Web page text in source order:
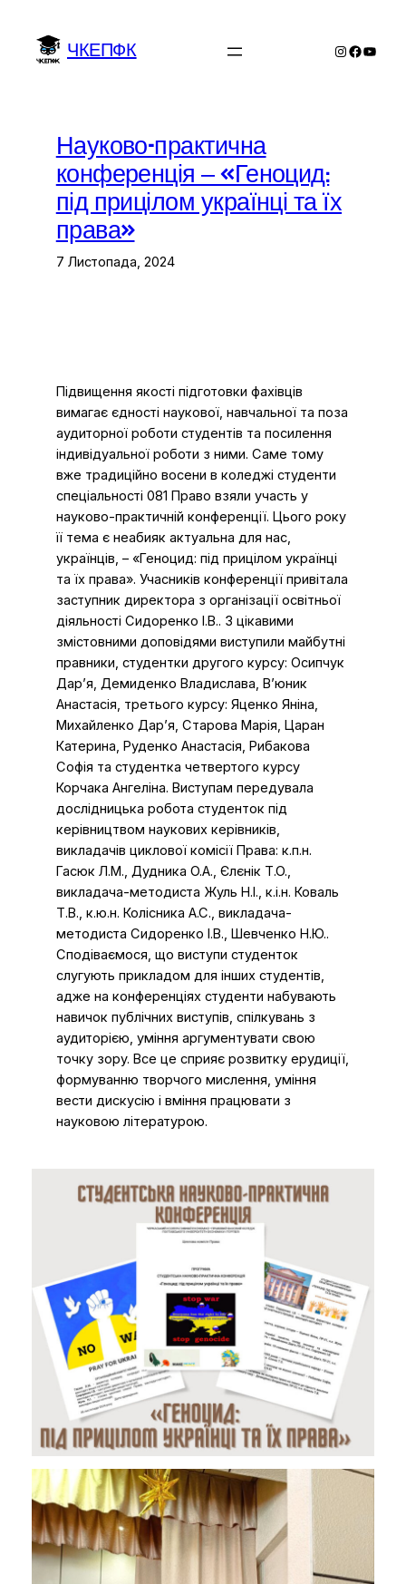
вмісту
ЧКЕПФК Instagram
Науково-практична
конференція – «Геноцид:
під прицілом українці та їх
права»
7 Листопада, 2024
Підвищення якості підготовки фахівців
вимагає єдності наукової, навчальної та поза
аудиторної роботи студентів та посилення
індивідуальної роботи з ними. Саме тому
вже традиційно восени в коледжі студенти
спеціальності 081 Право взяли участь у
науково-практичній конференції. Цього року
її тема є неабияк актуальна для нас,
українців, – «Геноцид: під прицілом українці
та їх права». Учасників конференції привітала
заступник директора з організації освітньої
діяльності Сидоренко І.В.. З цікавими
змістовними доповідями виступили майбутні
правники, студентки другого курсу: Осипчук
Дар’я, Демиденко Владислава, В’юник
Анастасія, третього курсу: Яценко Яніна,
Михайленко Дар’я, Старова Марія, Царан
Катерина, Руденко Анастасія, Рибакова
Софія та студентка четвертого курсу
Корчака Ангеліна. Виступам передувала
дослідницька робота студенток під
керівництвом наукових керівників,
викладачів циклової комісії Права: к.п.н.
Гасюк Л.М., Дудника О.А., Єлєнік Т.О.,
викладача-методиста Жуль Н.І., к.і.н. Коваль
Т.В., к.ю.н. Колісника А.С., викладача-
методиста Сидоренко І.В., Шевченко Н.Ю..
Сподіваємося, що виступи студенток
слугують прикладом для інших студентів,
адже на конференціях студенти набувають
навичок публічних виступів, спілкувань з
аудиторією, уміння аргументувати свою
точку зору. Все це сприяє розвитку ерудиції,
формуванню творчого мислення, уміння
вести дискусію і вміння працювати з
науковою літературою.